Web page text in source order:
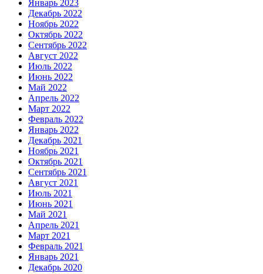
Январь 2023
Декабрь 2022
Ноябрь 2022
Октябрь 2022
Сентябрь 2022
Август 2022
Июль 2022
Июнь 2022
Май 2022
Апрель 2022
Март 2022
Февраль 2022
Январь 2022
Декабрь 2021
Ноябрь 2021
Октябрь 2021
Сентябрь 2021
Август 2021
Июль 2021
Июнь 2021
Май 2021
Апрель 2021
Март 2021
Февраль 2021
Январь 2021
Декабрь 2020